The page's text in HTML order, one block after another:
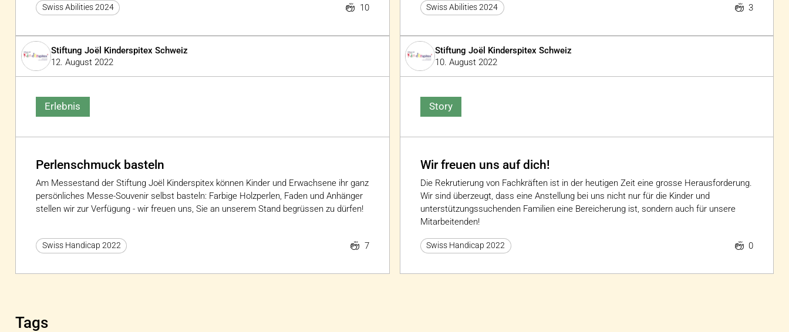
Swiss Abilities 2024 10 Swiss Abilities 2024 3
Stiftung Joël Kinderspitex Schweiz
12. August 2022
Erlebnis
Perlenschmuck basteln
Am Messestand der Stiftung Joël Kinderspitex können Kinder und Erwachsene ihr ganz
persönliches Messe-Souvenir selbst basteln: Farbige Holzperlen, Faden und Anhänger
stellen wir zur Verfügung - wir freuen uns, Sie an unserem Stand begrüssen zu dürfen!
Swiss Handicap 2022 7
Stiftung Joël Kinderspitex Schweiz
10. August 2022
Story
Wir freuen uns auf dich!
Die Rekrutierung von Fachkräften ist in der heutigen Zeit eine grosse Herausforderung.
Wir sind überzeugt, dass eine Anstellung bei uns nicht nur für die Kinder und
unterstützungssuchenden Familien eine Bereicherung ist, sondern auch für unsere
Mitarbeitenden!
Swiss Handicap 2022 0
Tags